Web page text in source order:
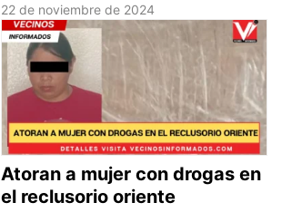
22 de noviembre de 2024
Atoran a mujer con drogas en
el reclusorio oriente